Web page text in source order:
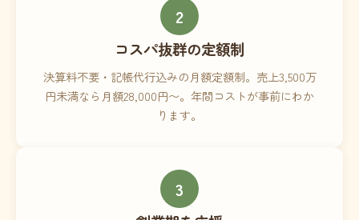
2
コスパ抜群の定額制
決算料不要・記帳代行込みの月額定額制。売上3,500万
円未満なら月額28,000円〜。年間コストが事前にわか
ります。
3